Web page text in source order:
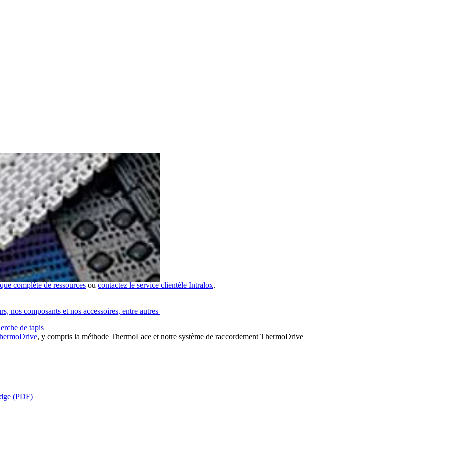
nos composants et nos accessoires, entre autres
pour ce groupe de produits.
complète de ressources ou contactez le service clientèle Intralox.
de tapis
, y compris la méthode ThermoLace et notre système de raccordement ThermoDrive
(PDF)